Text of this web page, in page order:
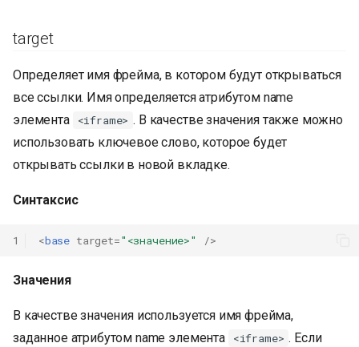
target
Определяет имя фрейма, в котором будут открываться
все ссылки. Имя определяется атрибутом name
элемента
<iframe> . В качестве значения также можно
использовать ключевое слово, которое будет
открывать ссылки в новой вкладке.
Синтаксис
1 <base target="<значение>" />
Значения
В качестве значения используется имя фрейма,
заданное атрибутом name элемента
<iframe> . Если